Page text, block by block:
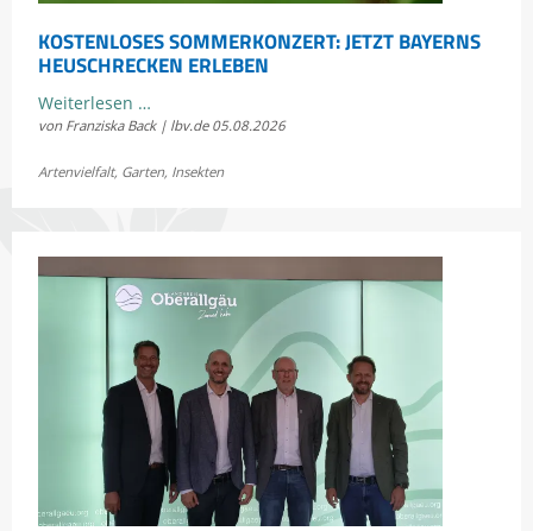
KOSTENLOSES SOMMERKONZERT: JETZT BAYERNS
HEUSCHRECKEN ERLEBEN
Weiterlesen …Kostenloses
Sommerkonzert:
Bayerns
von Franziska Back | lbv.de 05.08.2026
Artenvielfalt, Garten, Insekten